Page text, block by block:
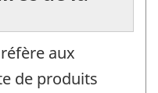
réfère aux
de produits